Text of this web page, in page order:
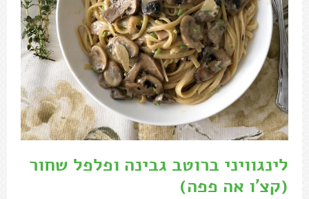
לינגוויני ברוטב גבינה ופלפל שחור
(קצ'ו אה פפה)